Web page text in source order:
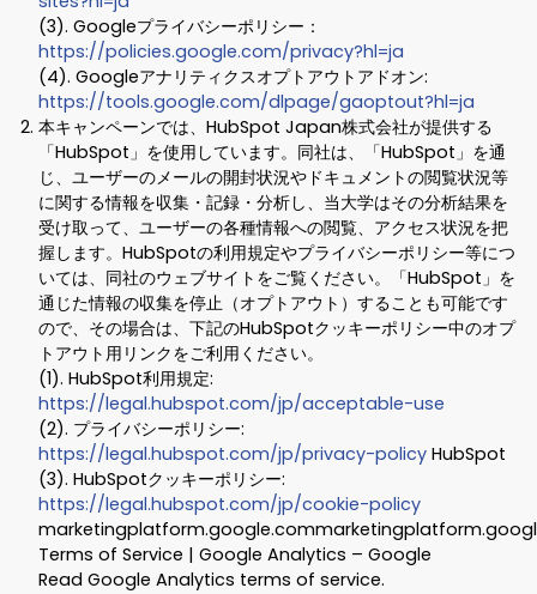
(3). Googleプライバシーポリシー：
https://policies.google.com/privacy?hl=ja
(4). Googleアナリティクスオプトアウトアドオン:
https://tools.google.com/dlpage/gaoptout?hl=ja
本キャンペーンでは、HubSpot Japan株式会社が提供する
「HubSpot」を使用しています。同社は、「HubSpot」を通
じ、ユーザーのメールの開封状況やドキュメントの閲覧状況等
に関する情報を収集・記録・分析し、当大学はその分析結果を
受け取って、ユーザーの各種情報への閲覧、アクセス状況を把
握します。HubSpotの利用規定やプライバシーポリシー等につ
いては、同社のウェブサイトをご覧ください。「HubSpot」を
通じた情報の収集を停止（オプトアウト）することも可能です
ので、その場合は、下記のHubSpotクッキーポリシー中のオプ
トアウト用リンクをご利用ください。
(1). HubSpot利用規定:
https://legal.hubspot.com/jp/acceptable-use
(2). プライバシーポリシー:
https://legal.hubspot.com/jp/privacy-policy HubSpot
(3). HubSpotクッキーポリシー:
https://legal.hubspot.com/jp/cookie-policy
Terms of Service | Google Analytics – Google
Read Google Analytics terms of service.